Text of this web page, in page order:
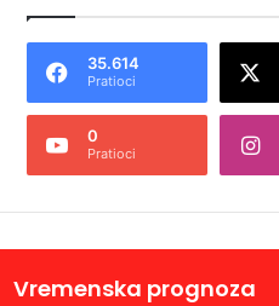
35.614
Pratioci
0
Pratioci
Vremenska prognoza